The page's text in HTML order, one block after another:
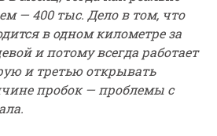
— 400 тыс. Дело в том, что
в одном километре за
и потому всегда работает
и третью открывать
пробок — проблемы с